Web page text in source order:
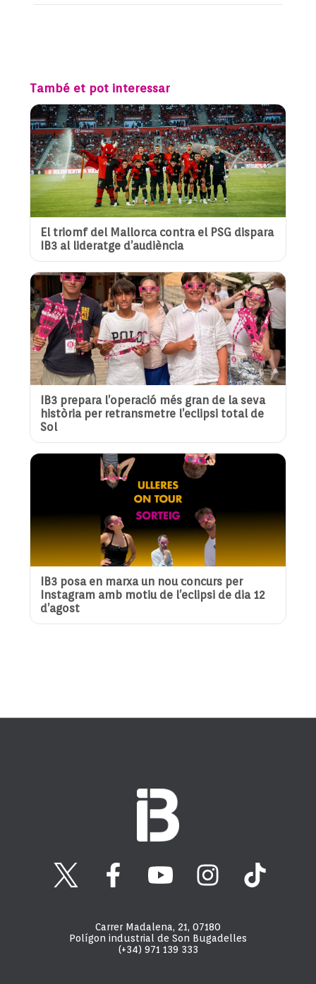
També et pot interessar
El triomf del Mallorca contra el PSG dispara
IB3 al lideratge d’audiència
IB3 prepara l’operació més gran de la seva
història per retransmetre l’eclipsi total de
Sol
IB3 posa en marxa un nou concurs per
Instagram amb motiu de l’eclipsi de dia 12
d’agost
Carrer Madalena, 21, 07180
Polígon industrial de Son Bugadelles
(+34) 971 139 333